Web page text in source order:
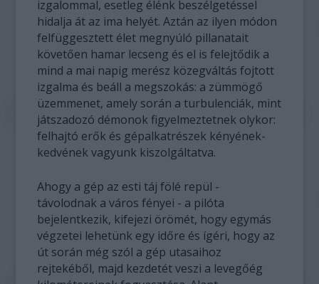
izgalommal, esetleg élénk beszélgetéssel
hidalja át az ima helyét. Aztán az ilyen módon
felfüggesztett élet megnyúló pillanatait
követően hamar lecseng és el is felejtődik a
mind a mai napig merész közegváltás fojtott
izgalma és beáll a megszokás: a zümmögő
üzemmenet, amely során a turbulenciák, mint
játszadozó démonok figyelmeztetnek olykor:
felhajtó erők és gépalkatrészek kényének-
kedvének vagyunk kiszolgáltatva.
Ahogy a gép az esti táj fölé repül -
távolodnak a város fényei - a pilóta
bejelentkezik, kifejezi örömét, hogy egymás
végzetei lehetünk egy időre és ígéri, hogy az
út során még szól a gép utasaihoz
rejtekéből, majd kezdetét veszi a levegőég